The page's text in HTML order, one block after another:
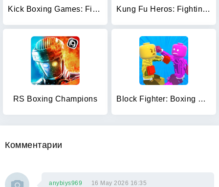
Kick Boxing Games: Fight Game Kung Fu Heros: Fighting Game
RS Boxing Champions Block Fighter: Boxing Battle
Комментарии
anybiys969 16 May 2026 16:35